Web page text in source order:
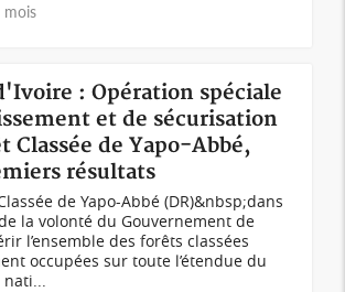
mois
: Opération spéciale
et de sécurisation
Classée de Yapo-Abbé,
résultats
de Yapo-Abbé (DR)&nbsp;dans
la volonté du Gouvernement de
l’ensemble des forêts classées
occupées sur toute l’étendue du